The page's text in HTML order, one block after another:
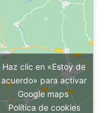
Haz clic en «Estoy de
acuerdo» para activar
Google maps
Política de cookies